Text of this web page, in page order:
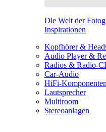
Die Welt der
Inspirationen
Kopfhörer &
Audio Player &
Radios & Radio-
Car-Audio
HiFi-Komponenten
Lautsprecher
Multiroom
Stereoanlagen